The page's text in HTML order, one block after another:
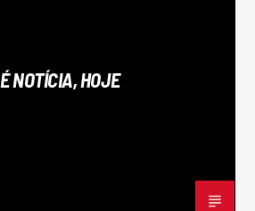
É NOTÍCIA, HOJE